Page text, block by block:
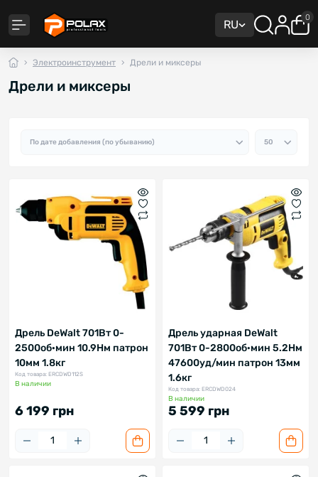
RU
0
Электроинструмент Дрели и миксеры
Дрели и миксеры
Дрель DeWalt 701Вт 0-
2500об·мин 10.9Нм патрон
10мм 1.8кг
Код товара: ERCDWD112S
В наличии
6 199 грн
Дрель ударная DeWalt
701Вт 0-2800об·мин 5.2Нм
47600уд/мин патрон 13мм
1.6кг
Код товара: ERCDWD024
В наличии
5 599 грн